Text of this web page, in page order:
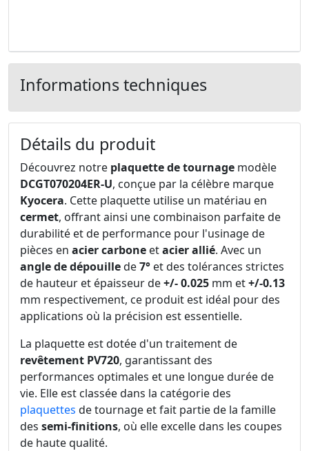
Informations techniques
Détails du produit
Découvrez notre plaquette de tournage modèle
DCGT070204ER-U, conçue par la célèbre marque
Kyocera. Cette plaquette utilise un matériau en
cermet, offrant ainsi une combinaison parfaite de
durabilité et de performance pour l'usinage de
pièces en acier carbone etacier allié. Avec un
angle de dépouillede7° et des tolérances strictes
de hauteur et épaisseur de+/- 0.025 mm et+/-0.13
mm respectivement, ce produit est idéal pour des
applications où la précision est essentielle.
La plaquette est dotée d'un traitement de
revêtement PV720, garantissant des
performances optimales et une longue durée de
vie. Elle est classée dans la catégorie des
plaquettes de tournage et fait partie de la famille
des semi-finitions, où elle excelle dans les coupes
de haute qualité.